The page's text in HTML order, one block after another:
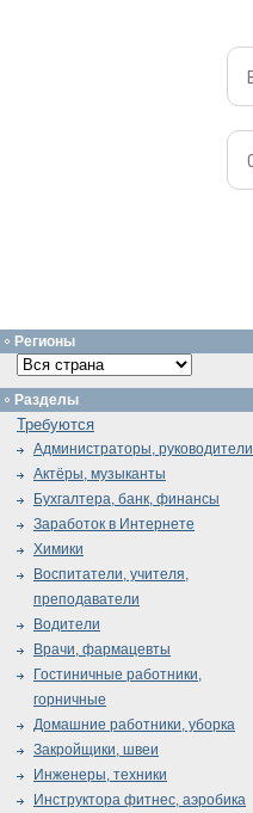
Регионы
Разделы
Требуются
Администраторы, руководители
Актёры, музыканты
Бухгалтера, банк, финансы
Заработок в Интернете
Химики
Воспитатели, учителя,
преподаватели
Водители
Врачи, фармацевты
Гостиничные работники,
горничные
Домашние работники, уборка
Закройщики, швеи
Инженеры, техники
Инструктора фитнес, аэробика